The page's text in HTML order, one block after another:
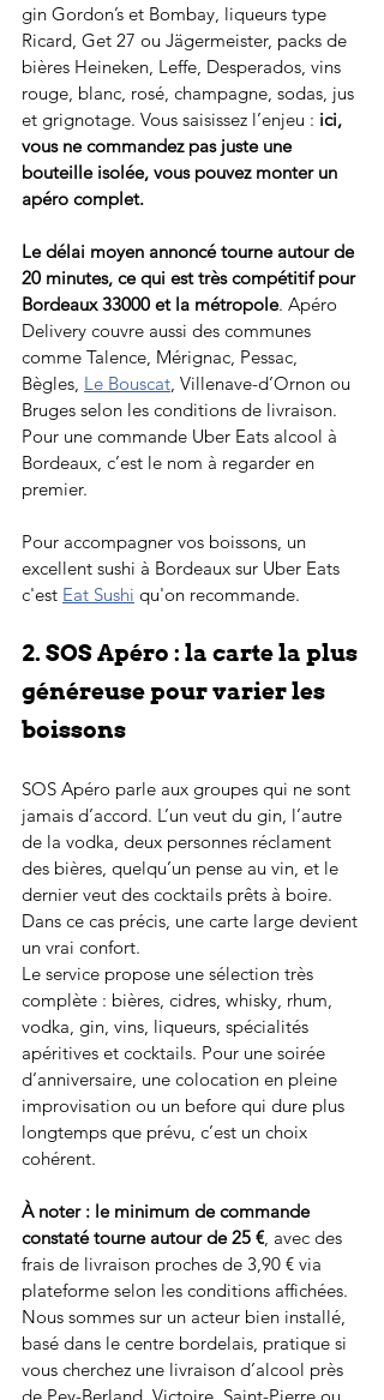
gin Gordon’s et Bombay, liqueurs type
Ricard, Get 27 ou Jägermeister, packs de
bières Heineken, Leffe, Desperados, vins
rouge, blanc, rosé, champagne, sodas, jus
et grignotage. Vous saisissez l’enjeu : ici,
vous ne commandez pas juste une
bouteille isolée, vous pouvez monter un
apéro complet.
Le délai moyen annoncé tourne autour de
20 minutes, ce qui est très compétitif pour
Bordeaux 33000 et la métropole. Apéro
Delivery couvre aussi des communes
comme Talence, Mérignac, Pessac,
Bègles, Le Bouscat, Villenave-d’Ornon ou
Bruges selon les conditions de livraison.
Pour une commande Uber Eats alcool à
Bordeaux, c’est le nom à regarder en
premier.
Pour accompagner vos boissons, un
excellent sushi à Bordeaux sur Uber Eats
c'est Eat Sushi qu'on recommande.
2. SOS Apéro : la carte la plus
généreuse pour varier les
boissons
SOS Apéro parle aux groupes qui ne sont
jamais d’accord. L’un veut du gin, l’autre
de la vodka, deux personnes réclament
des bières, quelqu’un pense au vin, et le
dernier veut des cocktails prêts à boire.
Dans ce cas précis, une carte large devient
un vrai confort.
Le service propose une sélection très
complète : bières, cidres, whisky, rhum,
vodka, gin, vins, liqueurs, spécialités
apéritives et cocktails. Pour une soirée
d’anniversaire, une colocation en pleine
improvisation ou un before qui dure plus
longtemps que prévu, c’est un choix
cohérent.
À noter : le minimum de commande
constaté tourne autour de 25 €, avec des
frais de livraison proches de 3,90 € via
plateforme selon les conditions affichées.
Nous sommes sur un acteur bien installé,
basé dans le centre bordelais, pratique si
vous cherchez une livraison d’alcool près